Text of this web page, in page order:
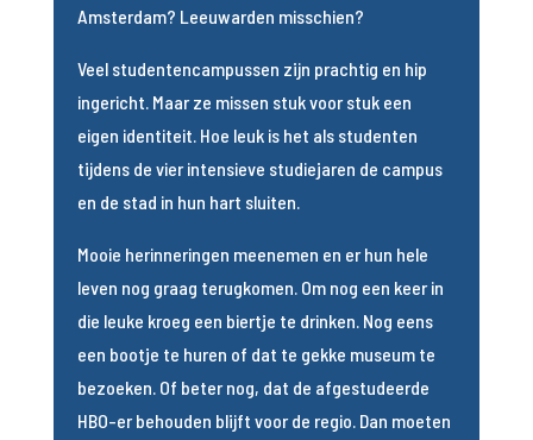
Amsterdam? Leeuwarden misschien?
Veel studentencampussen zijn prachtig en hip
ingericht. Maar ze missen stuk voor stuk een
eigen identiteit. Hoe leuk is het als studenten
tijdens de vier intensieve studiejaren de campus
en de stad in hun hart sluiten.
Mooie herinneringen meenemen en er hun hele
leven nog graag terugkomen. Om nog een keer in
die leuke kroeg een biertje te drinken. Nog eens
een bootje te huren of dat te gekke museum te
bezoeken. Of beter nog, dat de afgestudeerde
HBO-er behouden blijft voor de regio. Dan moeten